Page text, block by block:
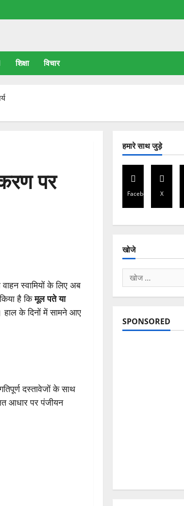
शिक्षा विचार
पर
स्वामियों के लिए अब
है किमूल पते या
हाल के दिनों में सामने आए
दस्तावेजों के साथ
आधार पर पंजीयन
हमारे साथ जुड़े
Facebook X
खोजे
निम्न
को
खोजें:
SPONSORED